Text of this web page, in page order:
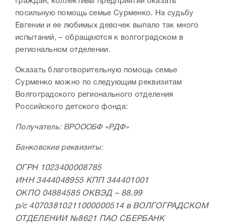
посильную помощь семье Сурменко. На судьбу
Евгении и ее любимых девочек выпало так много
испытаний, – обращаются к волгоградском в
региональном отделении.
Оказать благотворительную помощь семье
Сурменко можно по следующим реквизитам
Волгоградского регионального отделения
Российского детского фонда:
Получатель: ВРОООБФ «РДФ»
Банковские реквизиты:
ОГРН 1023400008785
ИНН 3444048955 КПП 344401001
ОКПО 04884585 ОКВЭД – 88.99
р/с 40703810211000000514 в ВОЛГОГРАДСКОМ
ОТДЕЛЕНИИ №8621 ПАО СБЕРБАНК